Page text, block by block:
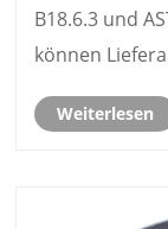
B18.6.3 und
können
vorzulegen,
Weiterlesen